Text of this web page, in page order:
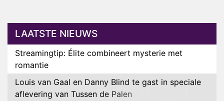
LAATSTE NIEUWS
Streamingtip: Élite combineert mysterie met
romantie
Louis van Gaal en Danny Blind te gast in speciale
aflevering van Tussen de Palen